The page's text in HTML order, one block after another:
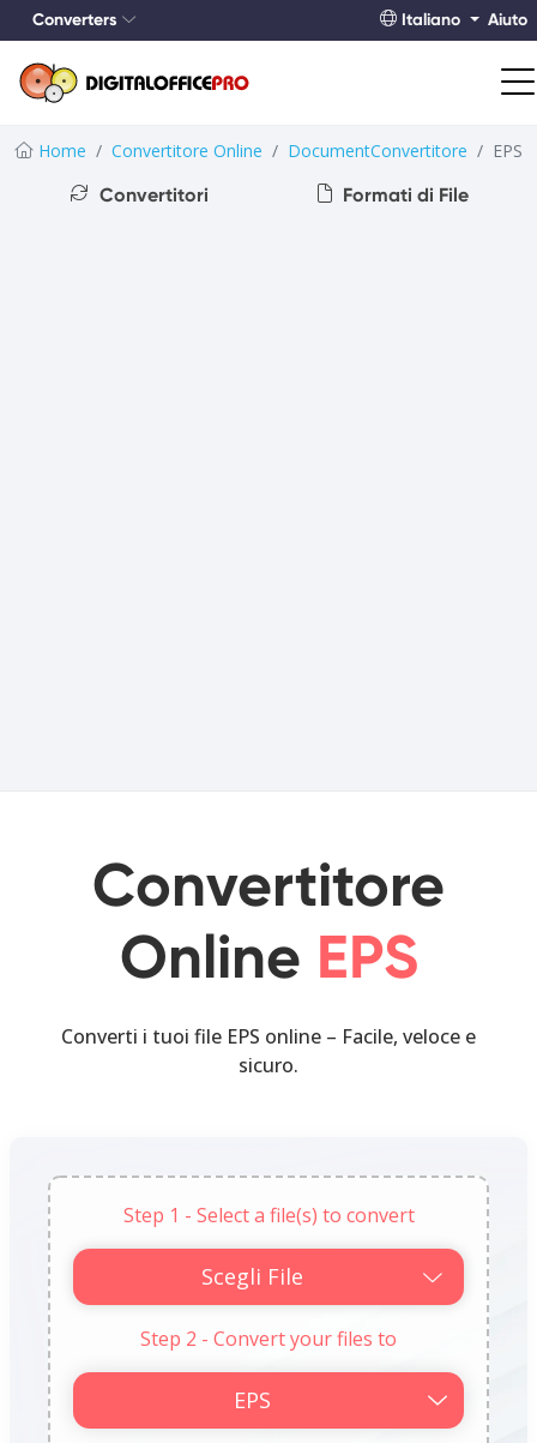
Converters Italiano Aiuto
Home Convertitore Online DocumentConvertitore
EPS
Convertitori
Formati di File
Convertitore
Online EPS
Converti i tuoi file EPS online – Facile, veloce e
sicuro.
Step 1 - Select a file(s) to convert
Scegli File
Step 2 - Convert your files to